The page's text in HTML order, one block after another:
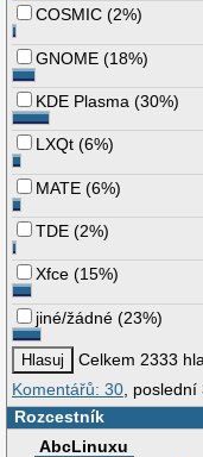
COSMIC (2%)
GNOME (18%)
KDE Plasma (30%)
LXQt (6%)
MATE (6%)
TDE (2%)
Xfce (15%)
jiné/žádné (23%)
Celkem 2333
Komentářů: 30, poslední
Rozcestník
AbcLinuxu